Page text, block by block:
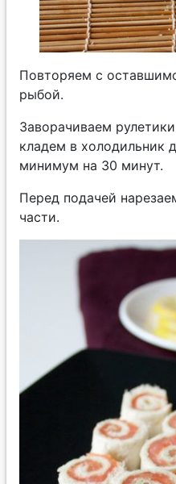
Повторяем с
рыбой.
Заворачиваем
кладем в холодильник
минимум на 30 минут.
Перед подачей
части.